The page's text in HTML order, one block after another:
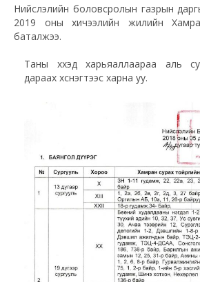
Нийслэлийн боловсролын газрын
2019 оны хичээлийн жилийн
баталжээ.
Таны хүүхэд харьяаллаараа аль
дараах хүснэгтээс харна уу.